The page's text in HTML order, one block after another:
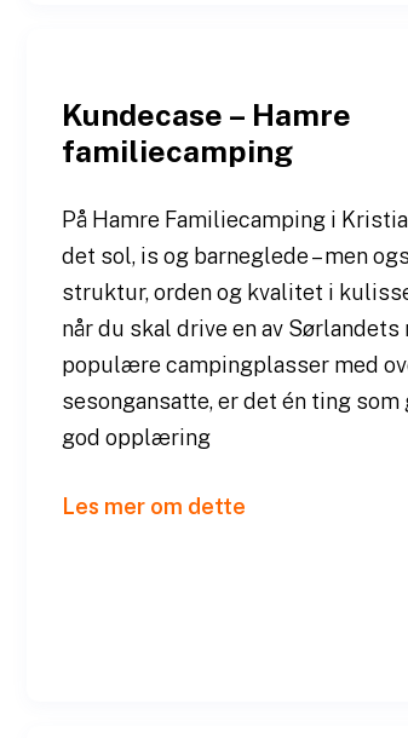
Kundecase – Hamre
familiecamping
På Hamre Familiecamping i
det sol, is og barneglede – men
struktur, orden og kvalitet i
når du skal drive en av Sørlandets
populære campingplasser med
sesongansatte, er det én ting som
god opplæring
Les mer om dette